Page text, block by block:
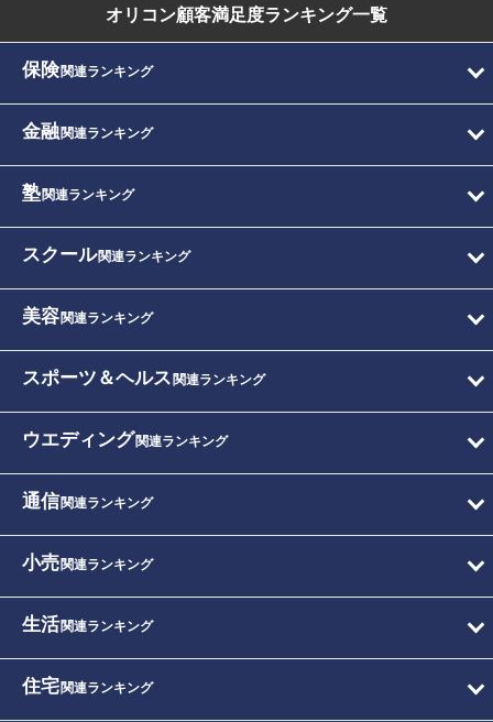
オリコン顧客満足度ランキング一覧
保険関連ランキング
金融関連ランキング
塾関連ランキング
スクール関連ランキング
美容関連ランキング
スポーツ＆ヘルス 関連ランキング
ウエディング関連ランキング
通信関連ランキング
小売関連ランキング
生活関連ランキング
住宅関連ランキング